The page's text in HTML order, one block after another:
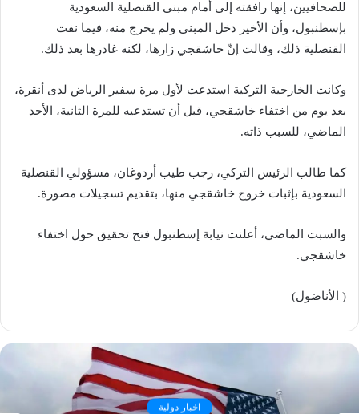
للصحافيين، إنها رافقته إلى أمام مبنى القنصلية السعودية
بإسطنبول، وأن الأخير دخل المبنى ولم يخرج منه، فيما نفت
القنصلية ذلك، وقالت إنّ خاشقجي زارها، لكنه غادرها بعد ذلك.
وكانت الخارجية التركية استدعت لأول مرة سفير الرياض لدى أنقرة،
بعد يوم من اختفاء خاشقجي، قبل أن تستدعيه للمرة الثانية، الأحد
الماضي، للسبب ذاته.
كما طالب الرئيس التركي، رجب طيب أردوغان، مسؤولي القنصلية
السعودية بإثبات خروج خاشقجي منها، بتقديم تسجيلات مصورة.
والسبت الماضي، أعلنت نيابة إسطنبول فتح تحقيق حول اختفاء
خاشقجي.
( الأناضول)
اخبار دولية